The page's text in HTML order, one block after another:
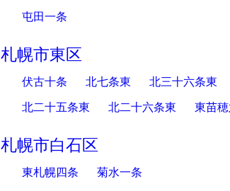
屯田一条
札幌市東区
伏古十条 北七条東 北三十六条東
北二十五条東 北二十六条東 東苗
札幌市白石区
東札幌四条 菊水一条